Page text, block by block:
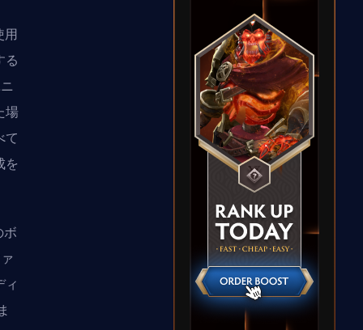
用
る
場
て
を
ィ